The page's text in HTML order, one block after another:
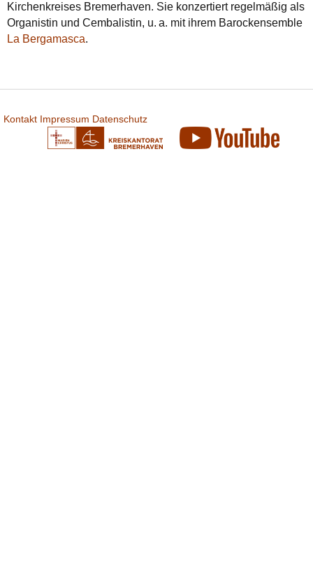
Kirchenkreises Bremerhaven. Sie konzertiert regelmäßig als
Organistin und Cembalistin, u. a. mit ihrem Barockensemble
La Bergamasca.
Kontakt Impressum Datenschutz